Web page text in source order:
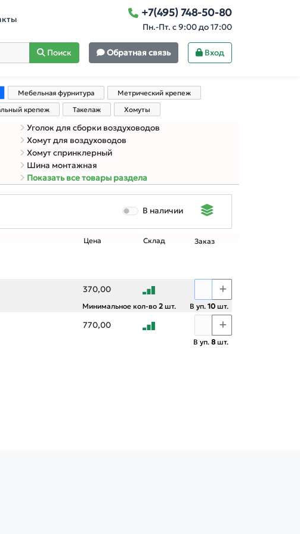
+7(495) 748-50-80
Пн.-Пт. с 9:00 до 17:00
Поиск Обратная связь Вход
Мебельная фурнитура
Метрический крепеж
крепеж Такелаж Хомуты
Уголок для сборки воздуховодов
Хомут для воздуховодов
Хомут спринклерный
Шина монтажная
Показать все товары раздела
В наличии
Цена Склад Заказ
370,00
Минимальное кол-во 2 шт. В уп. 10 шт.
770,00
В уп. 8 шт.